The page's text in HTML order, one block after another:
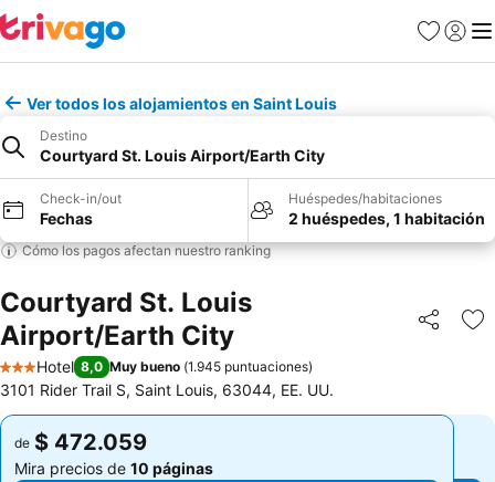
Favoritos
Iniciar
Ver todos los alojamientos en Saint Louis
Destino
Courtyard St. Louis Airport/Earth City
Check-in/out
Fechas
Huéspedes/habitaciones
2 huéspedes, 1 habitación
Cómo los pagos afectan nuestro ranking
Courtyard St. Louis
Airport/Earth City
Compartir
3 Estrellas
Hotel 8,0 Muy bueno (1.945 puntuaciones)
3101 Rider Trail S, Saint Louis, 63044, EE. UU.
de $ 472.059
Mira precios de 10 páginas
de $ 472.059
Mira precios de 10 páginas